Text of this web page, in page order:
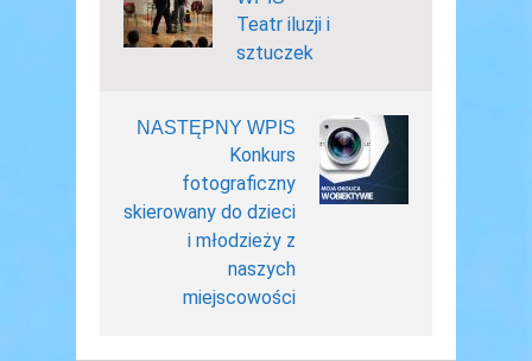
Teatr iluzji i
sztuczek
NASTĘPNY WPIS
Konkurs
fotograficzny
skierowany do dzieci
i młodzieży z
naszych
miejscowości